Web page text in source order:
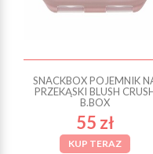
SNACKBOX POJEMNIK
PRZEKĄSKI BLUSH
B.BOX
55 zł
KUP TERAZ